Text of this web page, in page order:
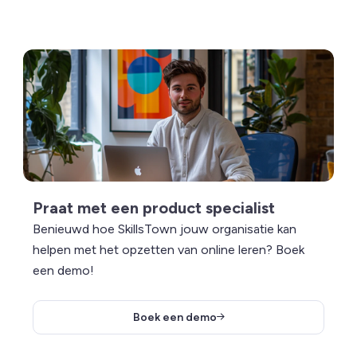
Lees meer over Praat met een product specialist
Praat met een product specialist
Benieuwd hoe SkillsTown jouw organisatie kan
helpen met het opzetten van online leren? Boek
een demo!
Boek een demo